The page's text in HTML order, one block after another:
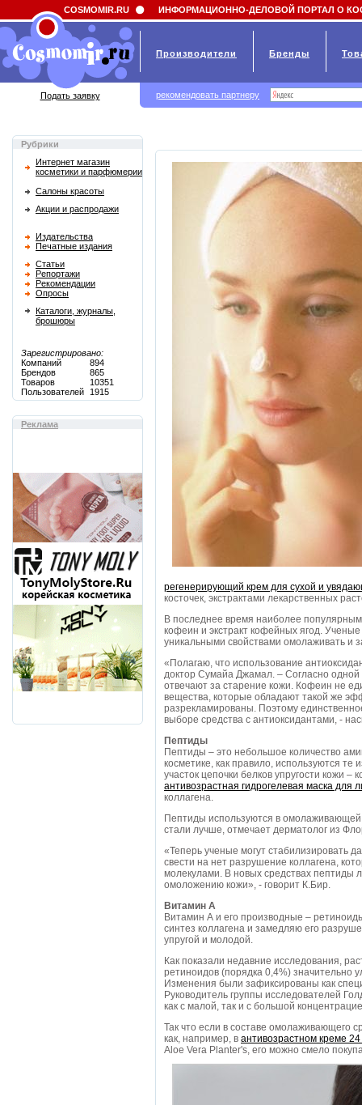
Field 'news_title' doesn't have a default value
Рубрики
Интернет магазин
косметики и парфюмерии
Салоны красоты
Акции и распродажи
Издательства
Печатные издания
Статьи
Репортажи
Рекомендации
Опросы
Каталоги, журналы,
брошюры
Зарегистрировано:
Компаний
894
Брендов
865
Товаров
10351
Пользователей
1915
Реклама
регенерирующий крем для сухой и
косточек, экстрактами лекарственных
В последнее время наиболее
кофеин и экстракт кофейных ягод.
уникальными свойствами омолаживать и
«Полагаю, что использование
доктор Сумайа Джамал. – Согласно
отвечают за старение кожи. Кофеин не
вещества, которые обладают такой же
разрекламированы. Поэтому
выборе средства с антиоксидантами, -
Пептиды
Пептиды – это небольшое количество
косметике, как правило, используются те
участок цепочки белков упругости кожи
антивозрастная гидрогелевая маска для
коллагена.
Пептиды используются в
стали лучше, отмечает дерматолог из
«Теперь ученые могут стабилизировать
свести на нет разрушение коллагена,
молекулами. В новых средствах
омоложению кожи», - говорит К.Бир.
Витамин А
Витамин А и его производные –
синтез коллагена и замедляю его
упругой и молодой.
Как показали недавние исследования,
ретиноидов (порядка 0,4%) значительно
Изменения были зафиксированы как
Руководитель группы исследователей
как с малой, так и с большой
Так что если в составе омолаживающего
как, например, в антивозрастном креме
Aloe Vera Planter's, его можно смело
COSMOMIR.RU ИНФОРМАЦИОННО-ДЕЛОВОЙ ПОРТАЛ О
Производители Бренды
Подать заявку рекомендовать партнеру